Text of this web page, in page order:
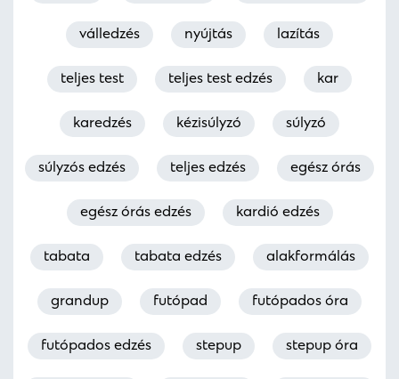
válledzés nyújtás lazítás
teljes test teljes test edzés kar
karedzés kézisúlyzó súlyzó
súlyzós edzés teljes edzés egész órás
egész órás edzés kardió edzés
tabata tabata edzés alakformálás
grandup futópad futópados óra
futópados edzés stepup stepup óra